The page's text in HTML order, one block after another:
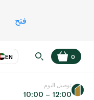
فتح
EN
عر
0
توصيل اليوم
10:00 – 12:00